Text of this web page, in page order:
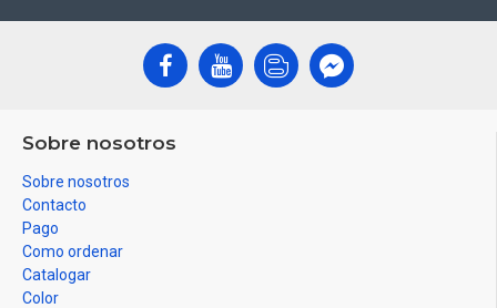
Sobre nosotros
Sobre nosotros
Contacto
Pago
Como ordenar
Catalogar
Color